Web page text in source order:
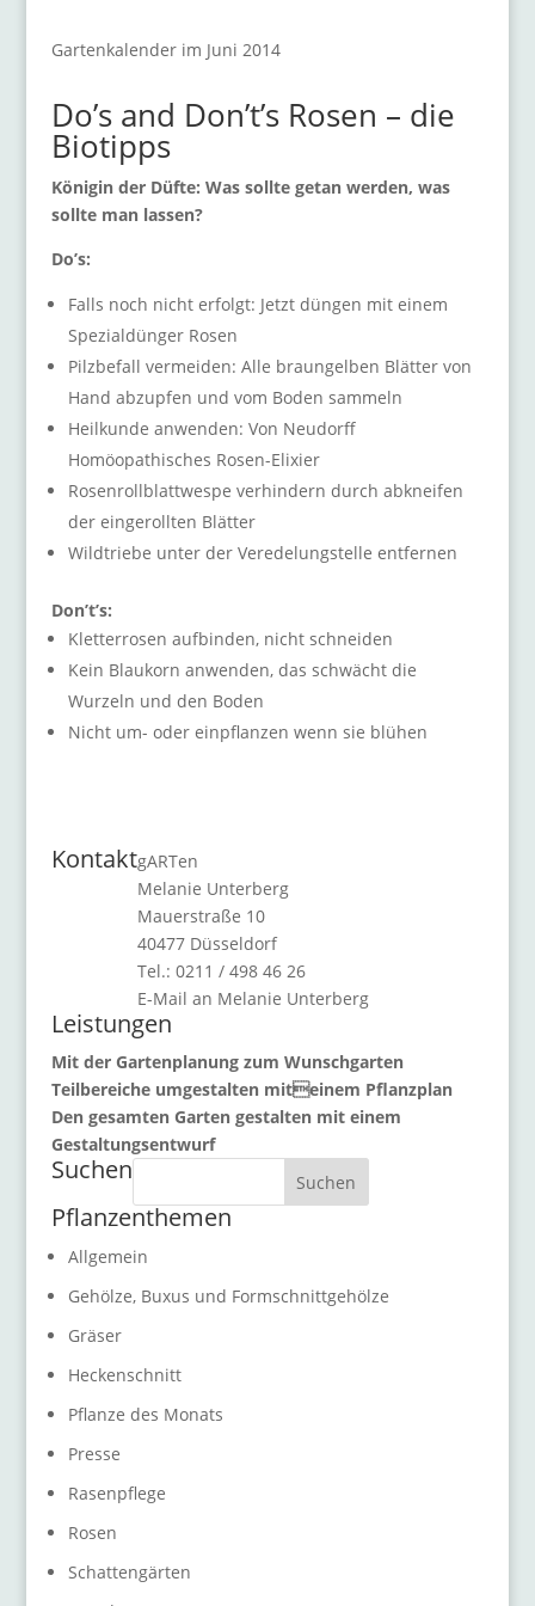
Gartenkalender im Juni 2014
Do’s and Don’t’s Rosen – die
Biotipps
Königin der Düfte: Was sollte getan werden, was
sollte man lassen?
Do’s:
Falls noch nicht erfolgt: Jetzt düngen mit einem
Spezialdünger Rosen
Pilzbefall vermeiden: Alle braungelben Blätter von
Hand abzupfen und vom Boden sammeln
Heilkunde anwenden: Von Neudorff
Homöopathisches Rosen-Elixier
Rosenrollblattwespe verhindern durch abkneifen
der eingerollten Blätter
Wildtriebe unter der Veredelungstelle entfernen
Don’t’s:
Kletterrosen aufbinden, nicht schneiden
Kein Blaukorn anwenden, das schwächt die
Wurzeln und den Boden
Nicht um- oder einpflanzen wenn sie blühen
KontaktgARTen
Melanie Unterberg
Mauerstraße 10
40477 Düsseldorf
Tel.: 0211 / 498 46 26
E-Mail an Melanie Unterberg
Leistungen
Mit der Gartenplanung zum Wunschgarten
Teilbereiche umgestalten miteinem Pflanzplan
Den gesamten Garten gestalten mit einem
Gestaltungsentwurf
Suchen Suchen
Pflanzenthemen
Allgemein
Gehölze, Buxus und Formschnittgehölze
Gräser
Heckenschnitt
Pflanze des Monats
Presse
Rasenpflege
Rosen
Schattengärten